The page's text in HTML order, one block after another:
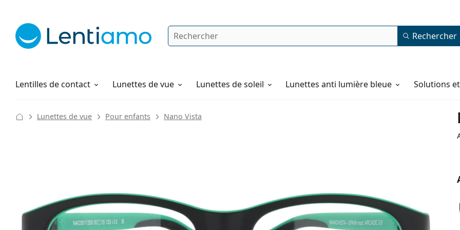
Rechercher Rechercher
Lentilles de contact
Solutions Lunettes de vue Lunettes de soleil Lunettes anti lumière bleue Solutions
Comment commander
Lunettes de vue Pour enfants Nano Vista